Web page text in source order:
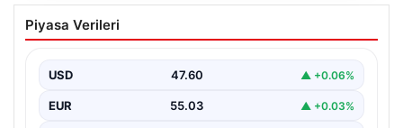
Merkez Bankası faiz kararı ne zaman?
Ekonomistlerin nisan ayı faiz beklentisi
Piyasa Verileri
USD 47.60 ▲ +0.06%
EUR 55.03 ▲ +0.03%